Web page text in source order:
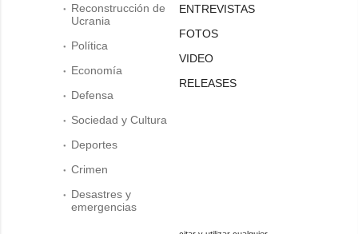
Reconstrucción de
Ucrania
Política
Economía
Defensa
Sociedad y Cultura
Deportes
Crimen
Desastres y
emergencias
ENTREVISTAS
FOTOS
VIDEO
RELEASES